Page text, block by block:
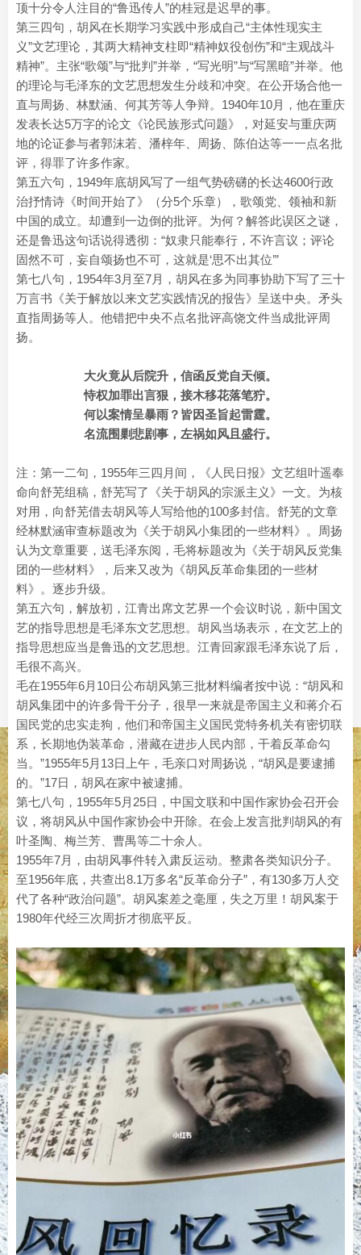
顶十分令人注目的“鲁迅传人”的桂冠是迟早的事。
第三四句，胡风在长期学习实践中形成自己“主体性现实主
义”文艺理论，其两大精神支柱即“精神奴役创伤”和“主观战斗
精神”。主张“歌颂”与“批判”并举，“写光明”与“写黑暗”并举。他
的理论与毛泽东的文艺思想发生分歧和冲突。在公开场合他一
直与周扬、林默涵、何其芳等人争辩。1940年10月，他在重庆
发表长达5万字的论文《论民族形式问题》，对延安与重庆两
地的论证参与者郭沫若、潘梓年、周扬、陈伯达等一一点名批
评，得罪了许多作家。
第五六句，1949年底胡风写了一组气势磅礴的长达4600行政
治抒情诗《时间开始了》（分5个乐章），歌颂党、领袖和新
中国的成立。却遭到一边倒的批评。为何？解答此误区之谜，
还是鲁迅这句话说得透彻：“奴隶只能奉行，不许言议；评论
固然不可，妄自颂扬也不可，这就是‘思不出其位’”
第七八句，1954年3月至7月，胡风在多为同事协助下写了三十
万言书《关于解放以来文艺实践情况的报告》呈送中央。矛头
直指周扬等人。他错把中央不点名批评高饶文件当成批评周
扬。
大火竟从后院升，信函反党自天倾。
恃权加罪出言狠，接木移花落笔狞。
何以案情呈暴雨？皆因圣旨起雷霆。
名流围剿悲剧事，左祸如风且盛行。
注：第一二句，1955年三四月间，《人民日报》文艺组叶遥奉
命向舒芜组稿，舒芜写了《关于胡风的宗派主义》一文。为核
对用，向舒芜借去胡风等人写给他的100多封信。舒芜的文章
经林默涵审查标题改为《关于胡风小集团的一些材料》。周扬
认为文章重要，送毛泽东阅，毛将标题改为《关于胡风反党集
团的一些材料》，后来又改为《胡风反革命集团的一些材
料》。逐步升级。
第五六句，解放初，江青出席文艺界一个会议时说，新中国文
艺的指导思想是毛泽东文艺思想。胡风当场表示，在文艺上的
指导思想应当是鲁迅的文艺思想。江青回家跟毛泽东说了后，
毛很不高兴。
毛在1955年6月10日公布胡风第三批材料编者按中说：“胡风和
胡风集团中的许多骨干分子，很早一来就是帝国主义和蒋介石
国民党的忠实走狗，他们和帝国主义国民党特务机关有密切联
系，长期地伪装革命，潜藏在进步人民内部，干着反革命勾
当。”1955年5月13日上午，毛亲口对周扬说，“胡风是要逮捕
的。”17日，胡风在家中被逮捕。
第七八句，1955年5月25日，中国文联和中国作家协会召开会
议，将胡风从中国作家协会中开除。在会上发言批判胡风的有
叶圣陶、梅兰芳、曹禺等二十余人。
1955年7月，由胡风事件转入肃反运动。整肃各类知识分子。
至1956年底，共查出8.1万多名“反革命分子”，有130多万人交
代了各种“政治问题”。胡风案差之毫厘，失之万里！胡风案于
1980年代经三次周折才彻底平反。